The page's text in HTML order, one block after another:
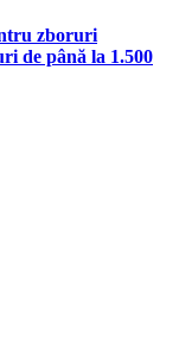
zboruri
de până la 1.500